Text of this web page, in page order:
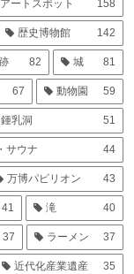
ートスポット 158
歴史博物館 142
82 城 81
67 動物園 59
乳洞 51
サウナ 44
万博パビリオン 43
41 滝 40
37 ラーメン 37
近代化産業遺産 35